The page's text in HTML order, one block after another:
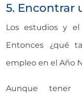
5. Encontrar
Los estudios y
Entonces ¿qué
empleo en el Año
Aunque tener